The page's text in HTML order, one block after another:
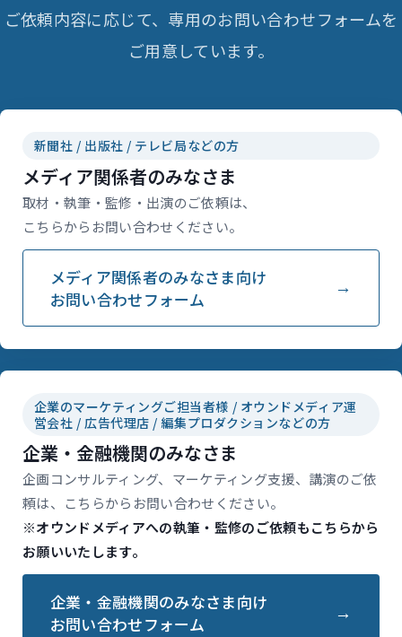
ご依頼内容に応じて、専用のお問い合わせフォームを
ご用意しています。
新聞社 / 出版社 / テレビ局などの方
メディア関係者のみなさま
取材・執筆・監修・出演のご依頼は、
こちらからお問い合わせください。
メディア関係者のみなさま向け
お問い合わせフォーム
企業のマーケティングご担当者様 / オウンドメディア運
営会社 / 広告代理店 / 編集プロダクションなどの方
企業・金融機関のみなさま
企画コンサルティング、マーケティング支援、講演のご依
頼は、こちらからお問い合わせください。
※オウンドメディアへの執筆・監修のご依頼もこちらから
お願いいたします。
企業・金融機関のみなさま向け
お問い合わせフォーム